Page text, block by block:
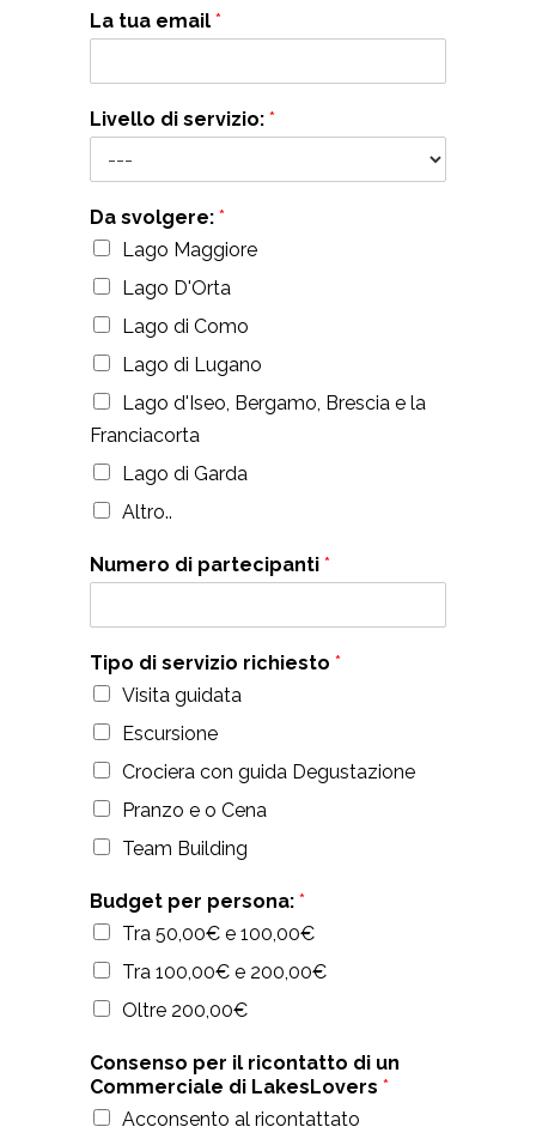
La tua email *
Livello di servizio: *
Da svolgere: *
Lago Maggiore
Lago D'Orta
Lago di Como
Lago di Lugano
Lago d'Iseo, Bergamo, Brescia e la
Franciacorta
Lago di Garda
Altro..
Numero di partecipanti *
Tipo di servizio richiesto *
Visita guidata
Escursione
Crociera con guida Degustazione
Pranzo e o Cena
Team Building
Budget per persona: *
Tra 50,00€ e 100,00€
Tra 100,00€ e 200,00€
Oltre 200,00€
Consenso per il ricontatto di un
Commerciale di LakesLovers *
Acconsento al ricontattato